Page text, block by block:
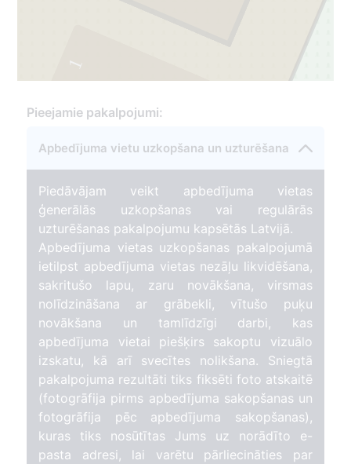
1
Pieejamie pakalpojumi:
Apbedījuma vietu uzkopšana un uzturēšana
Piedāvājam veikt apbedījuma vietas
ģenerālās uzkopšanas vai regulārās
uzturēšanas pakalpojumu kapsētās Latvijā.
Apbedījuma vietas uzkopšanas pakalpojumā
ietilpst apbedījuma vietas nezāļu likvidēšana,
sakritušo lapu, zaru novākšana, virsmas
nolīdzināšana ar grābekli, vītušo puķu
novākšana un tamlīdzīgi darbi, kas
apbedījuma vietai piešķirs sakoptu vizuālo
izskatu, kā arī svecītes nolikšana. Sniegtā
pakalpojuma rezultāti tiks fiksēti foto atskaitē
(fotogrāfija pirms apbedījuma sakopšanas un
fotogrāfija pēc apbedījuma sakopšanas),
kuras tiks nosūtītas Jums uz norādīto e-
pasta adresi, lai varētu pārliecināties par